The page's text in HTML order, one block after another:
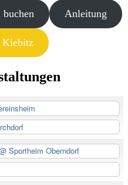
buchen Anleitung
Sportheim Oberndorf